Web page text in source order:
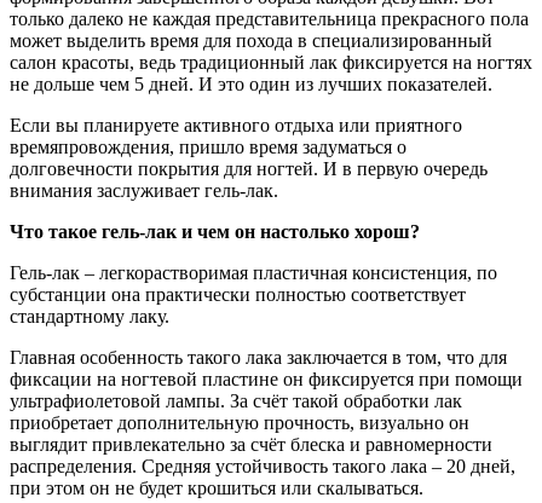
только далеко не каждая представительница прекрасного пола
может выделить время для похода в специализированный
салон красоты, ведь традиционный лак фиксируется на ногтях
не дольше чем 5 дней. И это один из лучших показателей.
Если вы планируете активного отдыха или приятного
времяпровождения, пришло время задуматься о
долговечности покрытия для ногтей. И в первую очередь
внимания заслуживает гель-лак.
Что такое гель-лак и чем он настолько хорош?
Гель-лак – легкорастворимая пластичная консистенция, по
субстанции она практически полностью соответствует
стандартному лаку.
Главная особенность такого лака заключается в том, что для
фиксации на ногтевой пластине он фиксируется при помощи
ультрафиолетовой лампы. За счёт такой обработки лак
приобретает дополнительную прочность, визуально он
выглядит привлекательно за счёт блеска и равномерности
распределения. Средняя устойчивость такого лака – 20 дней,
при этом он не будет крошиться или скалываться.